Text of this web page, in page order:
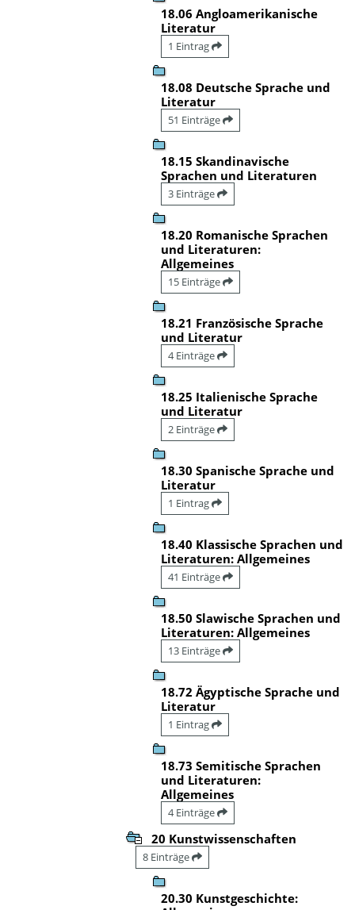
18.06 Angloamerikanische
Literatur
1 Eintrag
18.08 Deutsche Sprache und
Literatur
51 Einträge
18.15 Skandinavische
Sprachen und Literaturen
3 Einträge
18.20 Romanische Sprachen
und Literaturen:
Allgemeines
15 Einträge
18.21 Französische Sprache
und Literatur
4 Einträge
18.25 Italienische Sprache
und Literatur
2 Einträge
18.30 Spanische Sprache und
Literatur
1 Eintrag
18.40 Klassische Sprachen und
Literaturen: Allgemeines
41 Einträge
18.50 Slawische Sprachen und
Literaturen: Allgemeines
13 Einträge
18.72 Ägyptische Sprache und
Literatur
1 Eintrag
18.73 Semitische Sprachen
und Literaturen:
Allgemeines
4 Einträge
20 Kunstwissenschaften
8 Einträge
20.30 Kunstgeschichte: